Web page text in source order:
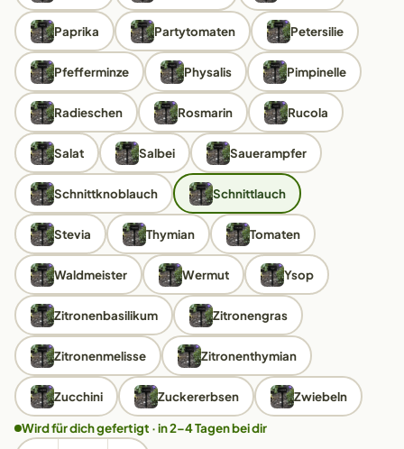
Paprika Partytomaten Petersilie
Pfefferminze Physalis Pimpinelle
Radieschen Rosmarin Rucola
Salat Salbei Sauerampfer
Schnittknoblauch Schnittlauch
Stevia Thymian Tomaten
Waldmeister Wermut Ysop
Zitronenbasilikum Zitronengras
Zitronenmelisse Zitronenthymian
Zucchini Zuckererbsen Zwiebeln
Wird für dich gefertigt · in 2–4 Tagen bei dir